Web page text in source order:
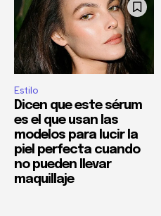
Estilo
Dicen que este sérum
es el que usan las
modelos para lucir la
piel perfecta cuando
no pueden llevar
maquillaje